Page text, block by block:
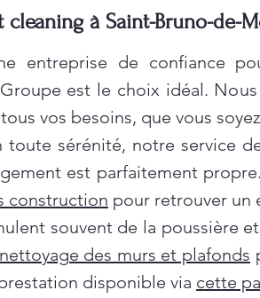
cleaning à Saint-Bruno-de-
entreprise de confiance
est le choix idéal.
vos besoins, que vous
toute sérénité, notre service
est parfaitement
construction pour retrouver un
souvent de la poussière
nettoyage des murs et plafonds
disponible via cette